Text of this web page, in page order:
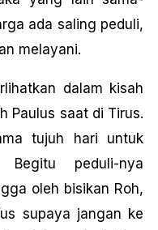
ada saling peduli,
melayani.
dalam kisah
Paulus saat di Tirus.
tujuh hari untuk
Begitu peduli-nya
oleh bisikan Roh,
supaya jangan ke